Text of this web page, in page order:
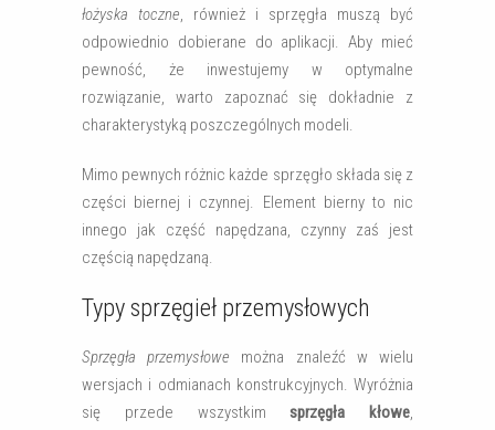
łożyska toczne, również i sprzęgła muszą być
odpowiednio dobierane do aplikacji. Aby mieć
pewność, że inwestujemy w optymalne
rozwiązanie, warto zapoznać się dokładnie z
charakterystyką poszczególnych modeli.
Mimo pewnych różnic każde sprzęgło składa się z
części biernej i czynnej. Element bierny to nic
innego jak część napędzana, czynny zaś jest
częścią napędzaną.
Typy sprzęgieł przemysłowych
Sprzęgła przemysłowe można znaleźć w wielu
wersjach i odmianach konstrukcyjnych. Wyróżnia
się przede wszystkimsprzęgła kłowe,